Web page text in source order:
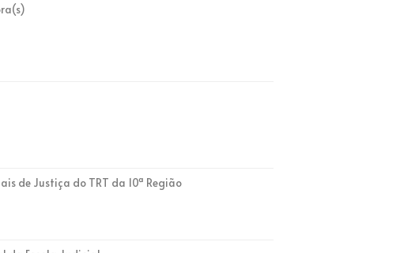
de Justiça do TRT da 10ª Região